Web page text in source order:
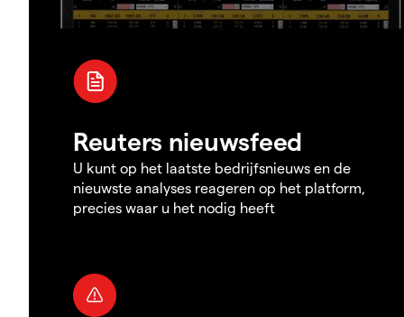
Reuters nieuwsfeed
U kunt op het laatste bedrijfsnieuws en de
nieuwste analyses reageren op het platform,
precies waar u het nodig heeft